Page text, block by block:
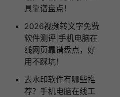
具靠谱盘点！
2026视频转文字免费
软件测评|手机电脑在
线网页靠谱盘点，好
用不踩坑！
去水印软件有哪些推
荐？手机电脑在线工